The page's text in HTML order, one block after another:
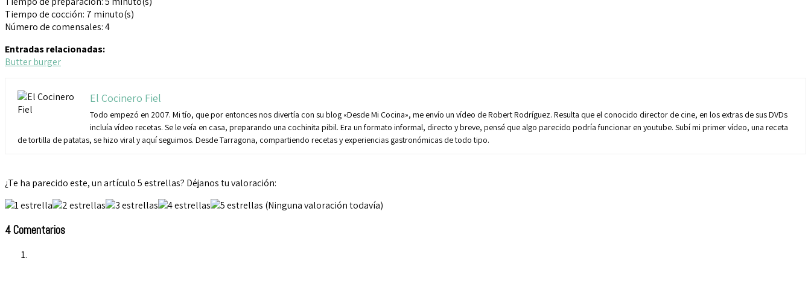
Tiempo de cocción: 7 minuto(s)
Número de comensales:4
Entradas relacionadas:
Butter burger
El Cocinero Fiel
Todo empezó en 2007. Mi tío, que por entonces nos divertía con su blog «Desde Mi Cocina», me envío un vídeo de Robert Rodríguez. Resulta que el conocido director de cine, en los extras de sus DVDs
incluía vídeo recetas. Se le veía en casa, preparando una cochinita pibil. Era un formato informal, directo y breve, pensé que algo parecido podría funcionar en youtube. Subí mi primer vídeo, una receta
de tortilla de patatas, se hizo viral y aquí seguimos. Desde Tarragona, compartiendo recetas y experiencias gastronómicas de todo tipo.
¿Te ha parecido este, un artículo 5 estrellas? Déjanos tu valoración:
(Ninguna valoración todavía)
4 Comentarios